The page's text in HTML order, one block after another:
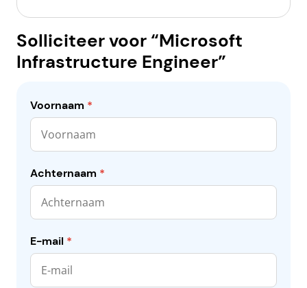
Solliciteer voor “Microsoft
Infrastructure Engineer”
Voornaam *
Achternaam *
E-mail *